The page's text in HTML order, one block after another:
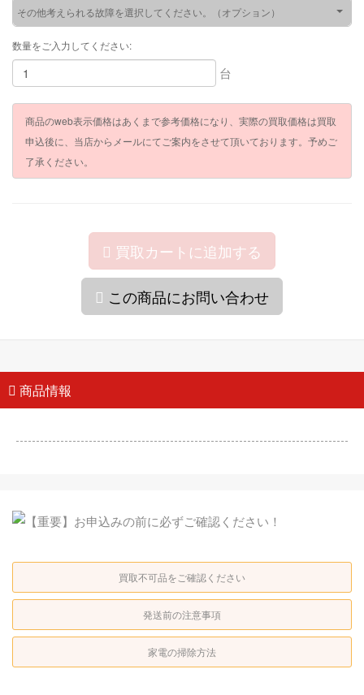
その他考えられる故障を選択してください。（オプション）
数量をご入力してください:
台
商品のweb表示価格はあくまで参考価格になり、実際の買取価格は買取
申込後に、当店からメールにてご案内をさせて頂いております。予めご
了承ください。
買取カートに追加する
この商品にお問い合わせ
商品情報
買取不可品をご確認ください
発送前の注意事項
家電の掃除方法